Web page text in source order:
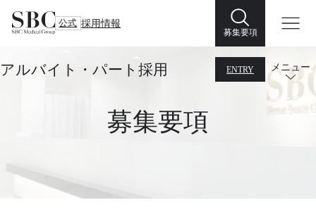
公式 採用情報
募集要項
アルバイト・パート採用 ENTRY メニュー
募集要項